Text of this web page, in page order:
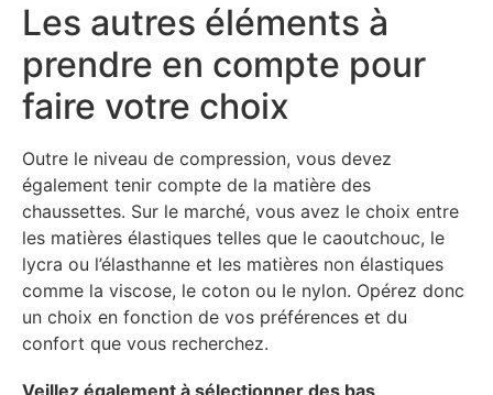
Les autres éléments à
prendre en compte pour
faire votre choix
Outre le niveau de compression, vous devez
également tenir compte de la matière des
chaussettes. Sur le marché, vous avez le choix entre
les matières élastiques telles que le caoutchouc, le
lycra ou l’élasthanne et les matières non élastiques
comme la viscose, le coton ou le nylon. Opérez donc
un choix en fonction de vos préférences et du
confort que vous recherchez.